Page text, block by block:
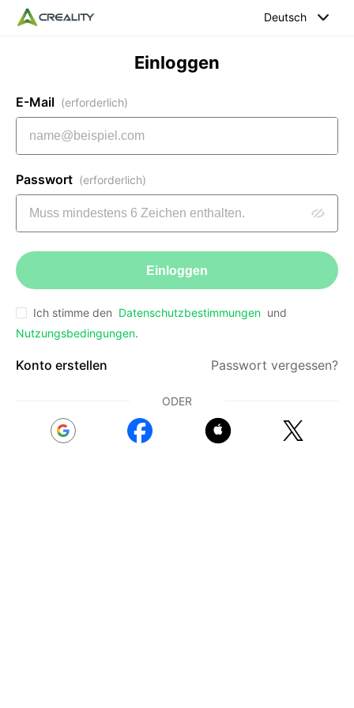
Deutsch
Einloggen
E-Mail (erforderlich)
Passwort (erforderlich)
Einloggen
Ich stimme den Datenschutzbestimmungen und
Nutzungsbedingungen.
Konto erstellen Passwort vergessen?
ODER